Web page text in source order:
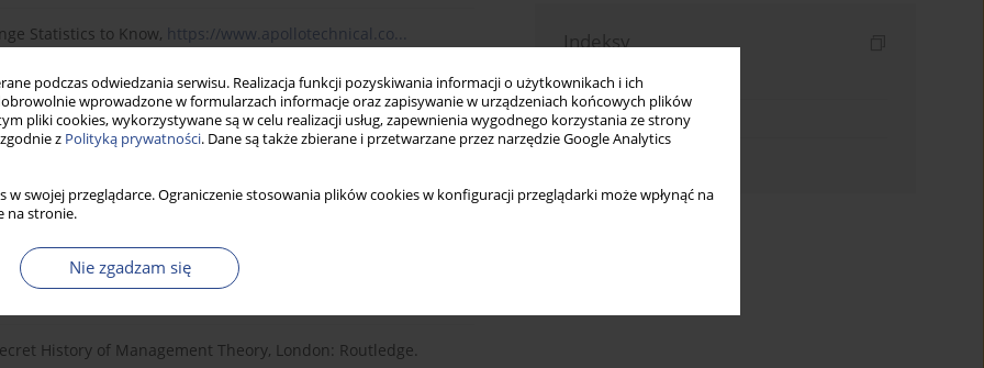
podczas odwiedzania serwisu. Realizacja funkcji pozyskiwania informacji o użytkownikach i ich
wprowadzone w formularzach informacje oraz zapisywanie w urządzeniach końcowych plików
pliki cookies, wykorzystywane są w celu realizacji usług, zapewnienia wygodnego korzystania ze strony
z Polityką prywatności. Dane są także zbierane i przetwarzane przez narzędzie Google Analytics
w swojej przeglądarce. Ograniczenie stosowania plików cookies w konfiguracji przeglądarki może wpłynąć na
na stronie.
Nie zgadzam się
Statistics to Know, https://www.apollotechnical.co...
Orchestration and E-commerce Enabled Social
Systems, No. 26(1).
hours on occupational injuries and illnesses: new evidence
History of Management Theory, London: Routledge.
Indeksy
Indeks słów kluczowych
Indeks dziedzin